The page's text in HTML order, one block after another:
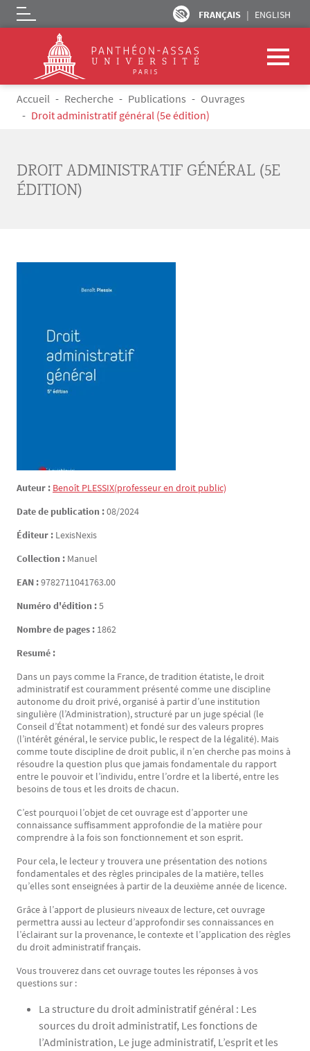
Aller au contenu principal
FRANÇAIS ENGLISH
Logo
Fil d'Ariane
Accueil Recherche Publications
Ouvrages
Droit administratif général (5e édition)
DROIT ADMINISTRATIF GÉNÉRAL (5E
ÉDITION)
Auteur : Benoît PLESSIX(professeur en droit public)
Date de publication :08/2024
Éditeur : LexisNexis
Collection : Manuel
EAN :9782711041763.00
Numéro d'édition :5
Nombre de pages : 1862
Resumé :
Dans un pays comme la France, de tradition étatiste, le droit
administratif est couramment présenté comme une discipline
autonome du droit privé, organisé à partir d’une institution
singulière (l’Administration), structuré par un juge spécial (le
Conseil d’État notamment) et fondé sur des valeurs propres
(l’intérêt général, le service public, le respect de la légalité). Mais
comme toute discipline de droit public, il n’en cherche pas moins à
résoudre la question plus que jamais fondamentale du rapport
entre le pouvoir et l’individu, entre l’ordre et la liberté, entre les
besoins de tous et les droits de chacun.
C’est pourquoi l’objet de cet ouvrage est d’apporter une
connaissance suffisamment approfondie de la matière pour
comprendre à la fois son fonctionnement et son esprit.
Pour cela, le lecteur y trouvera une présentation des notions
fondamentales et des règles principales de la matière, telles
qu’elles sont enseignées à partir de la deuxième année de licence.
Grâce à l’apport de plusieurs niveaux de lecture, cet ouvrage
permettra aussi au lecteur d’approfondir ses connaissances en
l’éclairant sur la provenance, le contexte et l’application des règles
du droit administratif français.
Vous trouverez dans cet ouvrage toutes les réponses à vos
questions sur :
La structure du droit administratif général : Les
sources du droit administratif, Les fonctions de
l’Administration, Le juge administratif, L’esprit et les